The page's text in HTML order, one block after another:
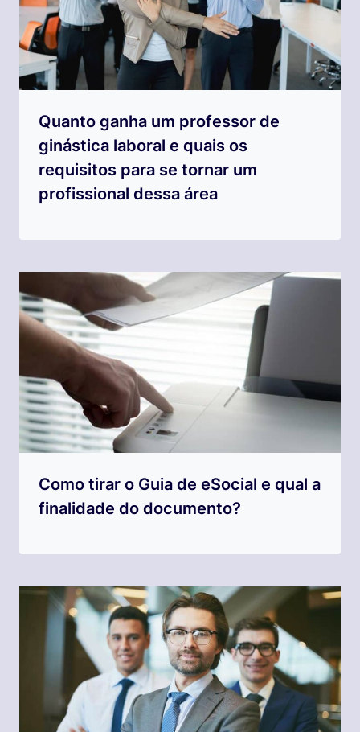
Quanto ganha um professor de
ginástica laboral e quais os
requisitos para se tornar um
profissional dessa área
Como tirar o Guia de eSocial e qual a
finalidade do documento?